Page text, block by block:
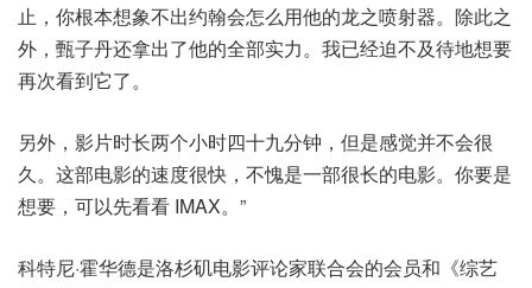
止，你根本想象不出约翰会怎么用他的龙之喷射器。除此之
外，甄子丹还拿出了他的全部实力。我已经迫不及待地想要
再次看到它了。
另外，影片时长两个小时四十九分钟，但是感觉并不会很
久。这部电影的速度很快，不愧是一部很长的电影。你要是
想要，可以先看看 IMAX。”
科特尼·霍华德是洛杉矶电影评论家联合会的会员和《综艺